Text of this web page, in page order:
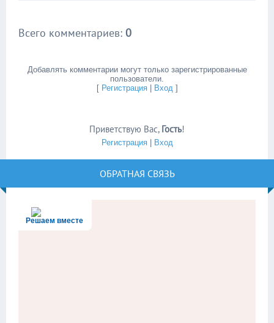
Всего комментариев: 0
Добавлять комментарии могут только зарегистрированные
пользователи.
[ Регистрация| Вход]
Приветствую Вас, Гость!
Регистрация| Вход
ОБРАТНАЯ СВЯЗЬ
Решаем вместе